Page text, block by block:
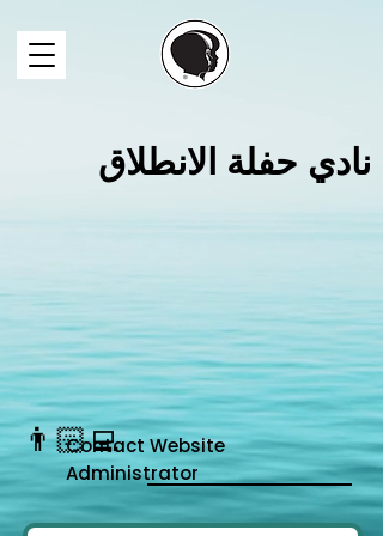
نادي حفلة الانطلاق
👨🏻‍💻
Contact Website
Administrator